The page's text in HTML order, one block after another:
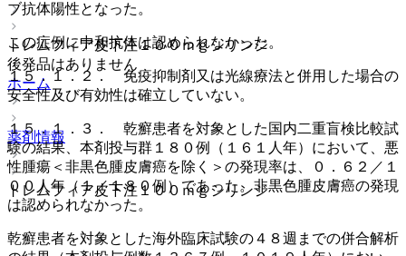
トレムフィア皮下注１００ｍｇシリンジ
後発品はありません
ホーム
薬剤情報
トレムフィア皮下注１００ｍｇシリンジ
ブ抗体陽性となった。
この症例に中和抗体は認められなかった。
１５．１．２． 免疫抑制剤又は光線療法と併用した場合の
安全性及び有効性は確立していない。
１５．１．３． 乾癬患者を対象とした国内二重盲検比較試
験の結果、本剤投与群１８０例（１６１人年）において、悪
性腫瘍＜非黒色腫皮膚癌を除く＞の発現率は、０．６２／１
００人年（１／１８０例）であった。非黒色腫皮膚癌の発現
は認められなかった。
乾癬患者を対象とした海外臨床試験の４８週までの併合解析